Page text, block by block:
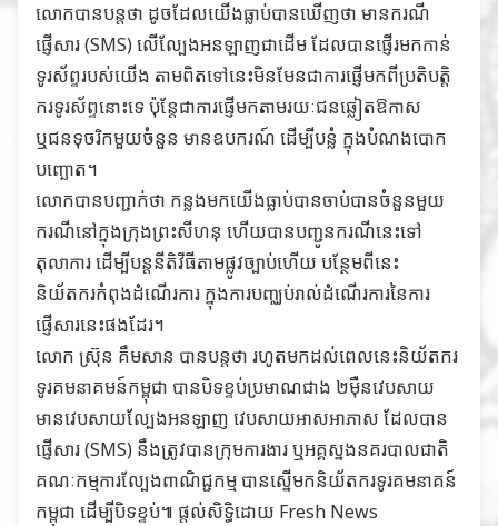
លោកបានបន្ដថា ដូចដែលយើងធ្លាប់បានឃើញថា មានករណី
ផ្ញើសារ (SMS) លើល្បែងអនឡាញជាដើម ដែលបានផ្ញើរមកកាន់
ទូរស័ព្ទរបស់យើង តាមពិតទៅនេះមិនមែនជាការផ្ញើមកពីប្រតិបត្តិ
ករទូរស័ព្ទនោះទេ ប៉ុន្ដែជាការផ្ញើមកតាមរយៈជនឆ្លៀតឱកាស
ឬជនទុចរិកមួយចំនួន មានឧបករណ៍ ដើម្បីបន្លំ ក្នុងបំណងបោក
បញ្ឆោត។
លោកបានបញ្ជាក់ថា កន្លងមកយើងធ្លាប់បានចាប់បានចំនួនមួយ
ករណីនៅក្នុងក្រុងព្រះសីហនុ ហើយបានបញ្ជូនករណីនេះទៅ
តុលាការ ដើម្បីបន្ដនីតិវីធីតាមផ្លូវច្បាប់ហើយ បន្ថែមពីនេះ
និយ័តករកំពុងដំណើរការ ក្នុងការបញ្ឈប់រាល់ដំណើរការនៃការ
ផ្ញើសារនេះផងដែរ។
លោក ស្រ៊ុន គឹមសាន បានបន្ដថា រហូតមកដល់ពេលនេះនិយ័តករ
ទូរគមនាគមន៍កម្ពុជា បានបិទខ្ទប់ប្រមាណជាង ២ម៉ឺនវេបសាយ
មានវេបសាយល្បែងអនឡាញ វេបសាយអាសអាភាស ដែលបាន
ផ្ញើសារ (SMS) នឹងត្រូវបានក្រុមការងារ ឬអគ្គស្នងនគរបាលជាតិ
គណៈកម្មការល្បែងពាណិជ្ជកម្ម បានស្នើមកនិយ័តករទូរគមនាគន៍
កម្ពុជា ដើម្បីបិទខ្ទប់៕ ផ្តល់សិទ្ធិដោយ Fresh News